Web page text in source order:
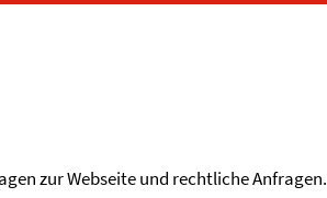
zur Webseite und rechtliche Anfragen.